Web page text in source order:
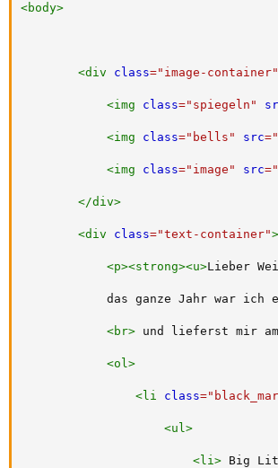
<body>
<div class=" image-container"
<img class=" spiegeln "
<img class=" bells " src="
<img class=" image " src="
</div>
<div class="text-container">
<p><strong><u>Lieber
das ganze Jahr war ich
<br> und lieferst mir
<ol>
<li class="
<ul>
<li> Big